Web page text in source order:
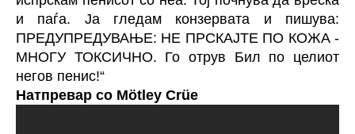
и паѓа. Ја гледам конзервата и пишува:
ПРЕДУПРЕДУВАЊЕ: НЕ ПРСКАЈТЕ ПО КОЖА -
МНОГУ ТОКСИЧНО. Го отрув Бил по целиот
негов пенис!“
Натпревар со Mötley Crüe